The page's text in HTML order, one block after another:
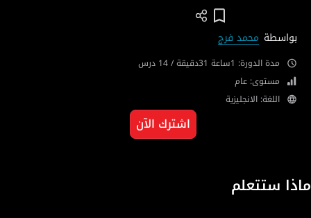
بواسطة محمد فرج
مدة الدورة: 1ساعة 31دقيقة / 14 درس
مستوى: عام
اللغة: الانجليزية
اشترك الآن
ماذا ستتعلم